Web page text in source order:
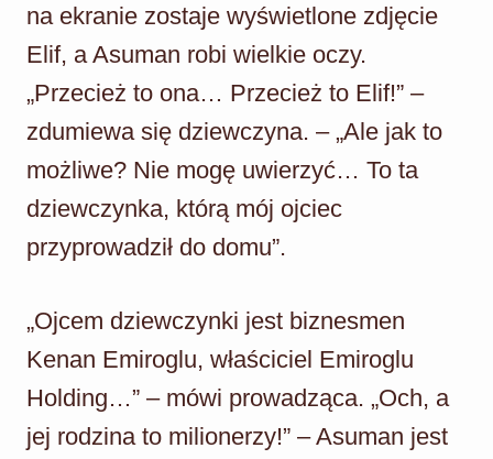
na ekranie zostaje wyświetlone zdjęcie
Elif, a Asuman robi wielkie oczy.
„Przecież to ona… Przecież to Elif!” –
zdumiewa się dziewczyna. – „Ale jak to
możliwe? Nie mogę uwierzyć… To ta
dziewczynka, którą mój ojciec
przyprowadził do domu”.
„Ojcem dziewczynki jest biznesmen
Kenan Emiroglu, właściciel Emiroglu
Holding…” – mówi prowadząca. „Och, a
jej rodzina to milionerzy!” – Asuman jest